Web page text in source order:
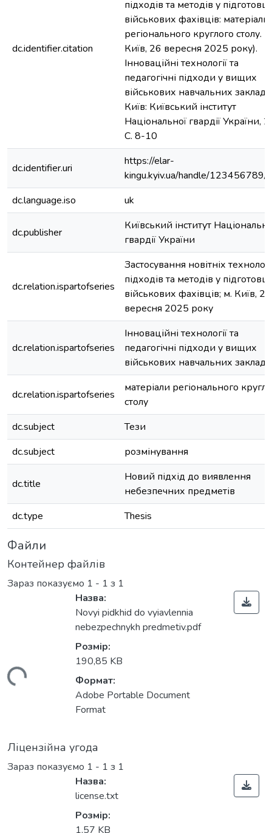
dc.identifier.citation
підходів та методів у підготовці
військових фахівців: матеріали
регіонального круглого столу.
Київ, 26 вересня 2025 року).
Інноваційні технології та
педагогічні підходи у вищих
військових навчальних
Київ: Київський інститут
Національної гвардії України,
С. 8-10
dc.identifier.uri
https://elar-
kingu.kyiv.ua/handle/123456789/
dc.language.iso
uk
dc.publisher
Київський інститут
гвардії України
dc.relation.ispartofseries
Застосування новітніх
підходів та методів у підготовці
військових фахівців; м. Київ, 26
вересня 2025 року
dc.relation.ispartofseries
Інноваційні технології та
педагогічні підходи у вищих
військових навчальних
dc.relation.ispartofseries
матеріали регіонального
столу
dc.subject
Тези
dc.subject
розмінування
dc.title
Новий підхід до виявлення
небезпечних предметів
dc.type
Thesis
Файли
Контейнер файлів
Зараз показуємо 1 - 1 з 1
Назва:
Novyi pidkhid do vyiavlennia
nebezpechnykh predmetiv.pdf
Розмір:
190,85 KB
Формат:
Adobe Portable Document
Format
Ліцензійна угода
Зараз показуємо 1 - 1 з 1
Назва:
license.txt
Розмір:
1,57 KB